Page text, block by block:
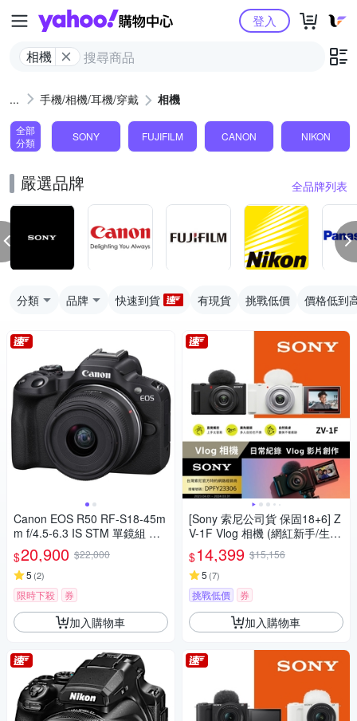
Yahoo購物中心
相機
登入
手機/相機/耳機/穿戴 相機
全部
分類
SONY FUJIFILM CANON NIKON
嚴選品牌 全品牌列表
分類 品牌 快速到貨 有現貨 挑戰低價 價格低到
Canon EOS R50 RF-S18-45m
m f/4.5-6.3 IS STM 單鏡組 公
司貨
$20,900 $22,000
5 (2)
限時下殺 券
加入購物車
[Sony 索尼公司貨 保固18+6] Z
V-1F Vlog 相機 (網紅新手/生活
隨拍)
$14,399 $15,156
5 (7)
挑戰低價 券
加入購物車